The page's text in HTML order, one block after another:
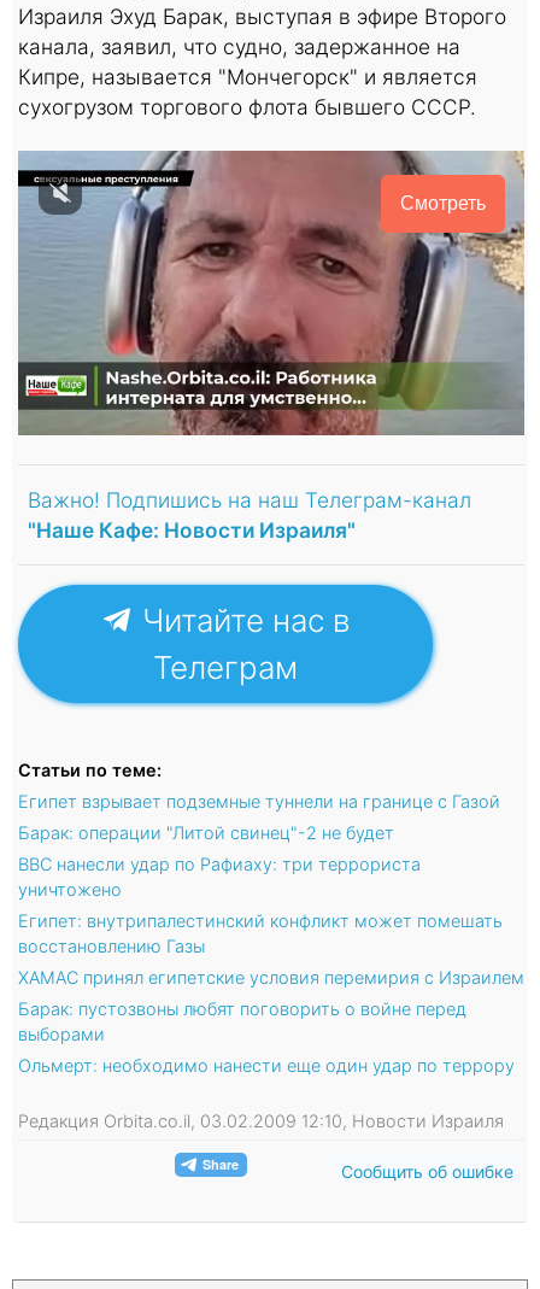
Израиля Эхуд Барак, выступая в эфире Второго
канала, заявил, что судно, задержанное на
Кипре, называется "Мончегорск" и является
сухогрузом торгового флота бывшего СССР.
Смотреть
Важно! Подпишись на наш Телеграм-канал
"Наше Кафе: Новости Израиля"
Читайте нас в
Телеграм
Статьи по теме:
Египет взрывает подземные туннели на границе с Газой
Барак: операции "Литой свинец"-2 не будет
ВВС нанесли удар по Рафиаху: три террориста
уничтожено
Египет: внутрипалестинский конфликт может помешать
восстановлению Газы
ХАМАС принял египетские условия перемирия с Израилем
Барак: пустозвоны любят поговорить о войне перед
выборами
Ольмерт: необходимо нанести еще один удар по террору
Редакция Orbita.co.il, 03.02.2009 12:10, Новости Израиля
Сообщить об ошибке